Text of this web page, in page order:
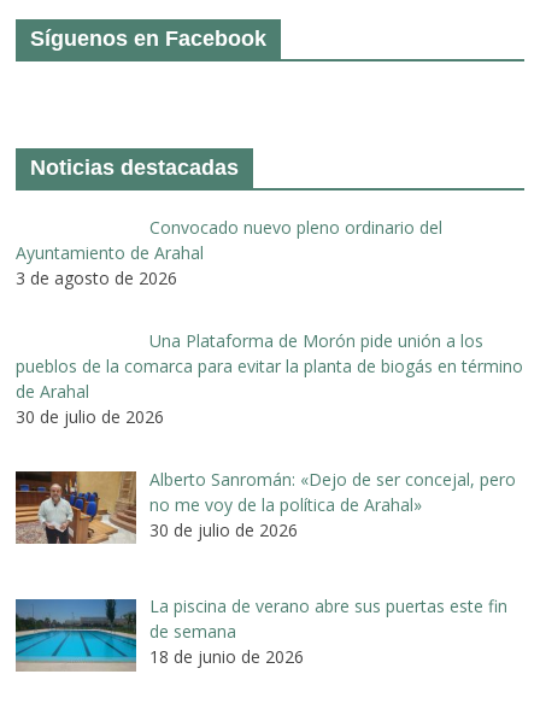
Síguenos en Facebook
Noticias destacadas
Convocado nuevo pleno ordinario del
Ayuntamiento de Arahal
3 de agosto de 2026
Una Plataforma de Morón pide unión a los
pueblos de la comarca para evitar la planta de biogás en término
de Arahal
30 de julio de 2026
Alberto Sanromán: «Dejo de ser concejal, pero
no me voy de la política de Arahal»
30 de julio de 2026
La piscina de verano abre sus puertas este fin
de semana
18 de junio de 2026